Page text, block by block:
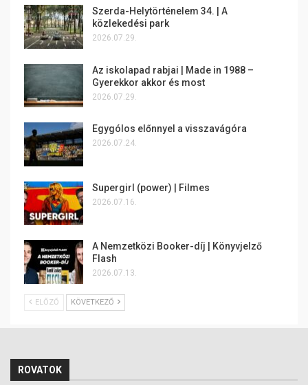
Szerda-Helytörténelem 34. | A
közlekedési park
2026.07.29.
Az iskolapad rabjai | Made in 1988 –
Gyerekkor akkor és most
2026.07.29.
Egygólos előnnyel a visszavágóra
2026.07.24.
Supergirl (power) | Filmes
2026.07.16.
A Nemzetközi Booker-díj | Könyvjelző
Flash
2026.07.13.
ELŐZŐ KÖVETKEZŐ
ROVATOK